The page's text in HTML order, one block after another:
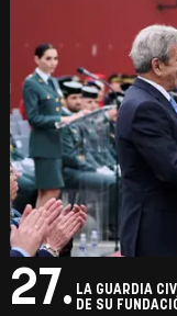
27. LA GUARDIA
DE SU